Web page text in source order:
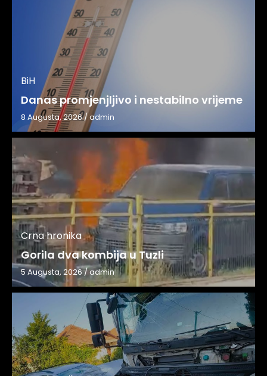
BiH
Danas promjenjljivo i nestabilno vrijeme
8 Augusta, 2026/admin
Crna hronika
Gorila dva kombija u Tuzli
5 Augusta, 2026/admin